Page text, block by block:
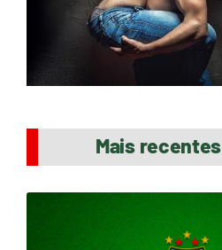
Mais recentes